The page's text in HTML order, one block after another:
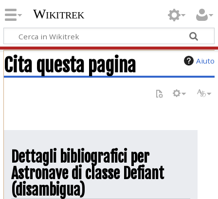
Wikitrek
Aiuto
Cita questa pagina
Dettagli bibliografici per
Astronave di classe Defiant
(disambigua)